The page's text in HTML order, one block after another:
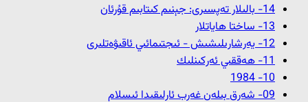
14- بالىلار تەپسىرى: جېنىم كىتابىم قۇرئان
13- ﺳﺎﺧﺘﺎ ﮪﺎﻳﺎﺗﻼﺭ
12- ﻳﻪﺭﺷﺎﺭﯨﻠﯩﺸﯩﺶ - ﺋﯩﺠﺘﯩﻤﺎﺋﯩﻲ ﺋﺎﻗﯩﯟﻩﺗﻠﯩﺮﻯ
11- ﮪﻪﻗﻘﯩﻲ ﺋﻪﺭﻛﯩﻨﻠﯩﻚ
10- 1984
09- شەرق بىلەن غەرب ئارلىقىدا ئىسلام